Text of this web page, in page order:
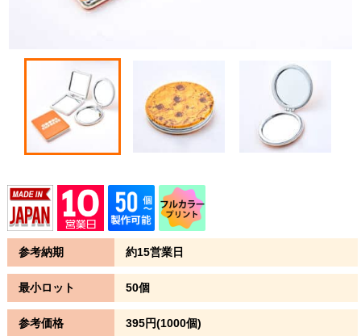
参考納期 約15営業日
最小ロット 50個
参考価格 395円(1000個)